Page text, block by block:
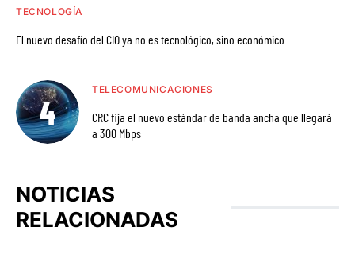
TECNOLOGÍA
El nuevo desafío del CIO ya no es tecnológico, sino económico
TELECOMUNICACIONES
CRC fija el nuevo estándar de banda ancha que llegará
a 300 Mbps
NOTICIAS
RELACIONADAS